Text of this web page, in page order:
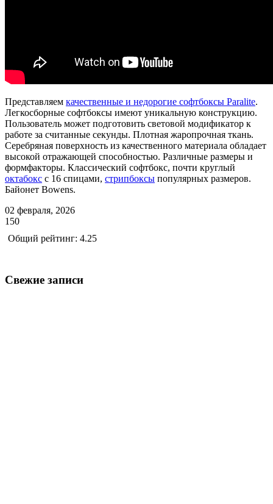
Представляем качественные и недорогие софтбоксы Paralite.
Легкосборные софтбоксы имеют уникальную конструкцию.
Пользователь может подготовить световой модификатор к
работе за считанные секунды. Плотная жаропрочная ткань.
Серебряная поверхность из качественного материала обладает
высокой отражающей способностью. Различные размеры и
формфакторы. Классический софтбокс, почти круглый
октабокс с 16 спицами, стрипбоксы популярных размеров.
Байонет Bowens.
02 февраля, 2026
150
Общий рейтинг: 4.25
Свежие записи